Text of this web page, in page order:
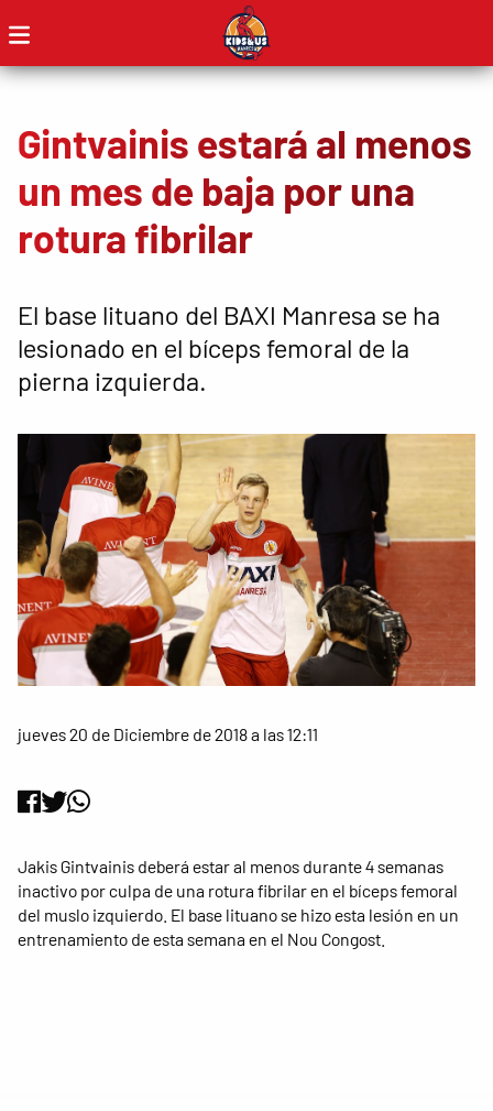
Gintvainis estará al menos
un mes de baja por una
rotura fibrilar
El base lituano del BAXI Manresa se ha
lesionado en el bíceps femoral de la
pierna izquierda.
jueves 20 de Diciembre de 2018 a las 12:11
Jakis Gintvainis deberá estar al menos durante 4 semanas
inactivo por culpa de una rotura fibrilar en el bíceps femoral
del muslo izquierdo. El base lituano se hizo esta lesión en un
entrenamiento de esta semana en el Nou Congost.